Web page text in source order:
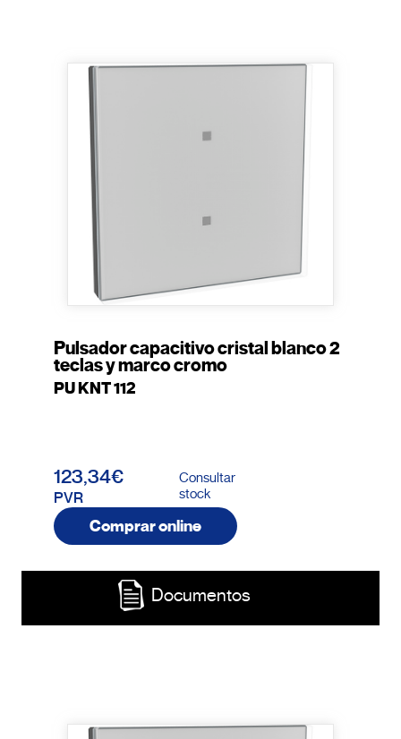
Pulsador capacitivo cristal blanco 2
teclas y marco cromo
PU KNT 112
123,34€
PVR
Consultar
stock
Comprar online
Documentos